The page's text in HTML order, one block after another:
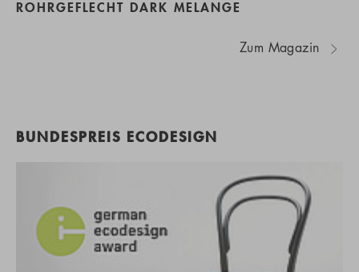
ROHRGEFLECHT DARK MELANGE
Zum Magazin
BUNDESPREIS ECODESIGN